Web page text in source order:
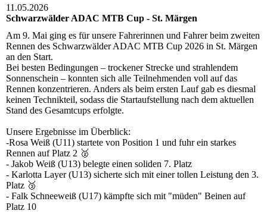
11.05.2026
Schwarzwälder ADAC MTB Cup - St. Märgen
Am 9. Mai ging es für unsere Fahrerinnen und Fahrer beim zweiten
Rennen des Schwarzwälder ADAC MTB Cup 2026 in St. Märgen
an den Start.
Bei besten Bedingungen – trockener Strecke und strahlendem
Sonnenschein – konnten sich alle Teilnehmenden voll auf das
Rennen konzentrieren. Anders als beim ersten Lauf gab es diesmal
keinen Technikteil, sodass die Startaufstellung nach dem aktuellen
Stand des Gesamtcups erfolgte.
Unsere Ergebnisse im Überblick:
-Rosa Weiß (U11) startete von Position 1 und fuhr ein starkes
Rennen auf Platz 2 🥈
- Jakob Weiß (U13) belegte einen soliden 7. Platz
- Karlotta Layer (U13) sicherte sich mit einer tollen Leistung den 3.
Platz 🥉
- Falk Schneeweiß (U17) kämpfte sich mit "müden" Beinen auf
Platz 10